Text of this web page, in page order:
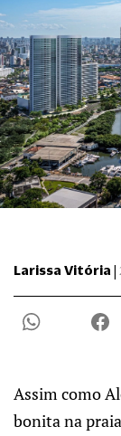
Larissa Vitória |
Assim como
bonita na